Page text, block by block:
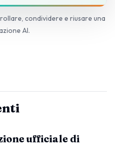
condividere e riusare una
AI.
ufficiale di